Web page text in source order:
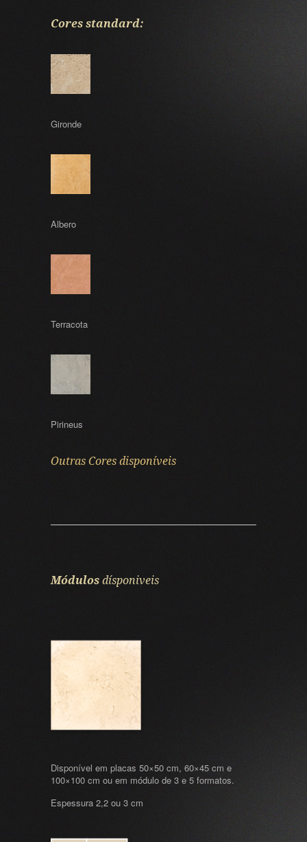
Cores standard:
Gironde
Albero
Terracota
Pirineus
Outras Cores disponíveis
Módulos dísponiveis
Disponível em placas 50×50 cm, 60×45 cm e
100×100 cm ou em módulo de 3 e 5 formatos.
Espessura 2,2 ou 3 cm